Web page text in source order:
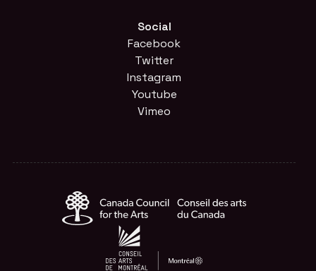
Social
Facebook
Twitter
Instagram
Youtube
Vimeo